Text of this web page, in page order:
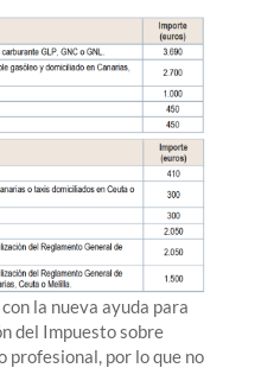
la nueva ayuda para
del Impuesto sobre
profesional, por lo que no